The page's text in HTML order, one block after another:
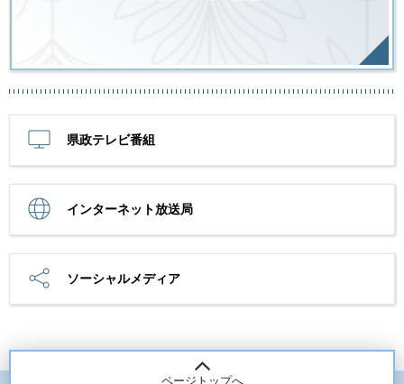
県政テレビ番組
インターネット放送局
ソーシャルメディア
ページトップへ